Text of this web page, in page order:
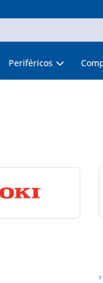
Periféricos